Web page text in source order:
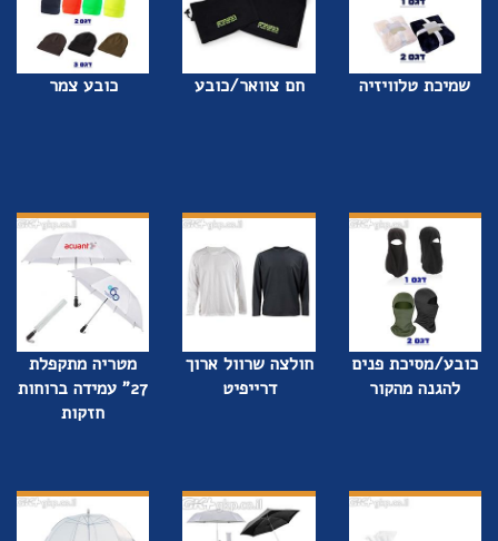
שמיכת טלוויזיה חם צוואר/כובע כובע צמר
כובע/מסיכת פנים
להגנה מהקור
חולצה שרוול ארוך
דרייפיט
מטריה מתקפלת
27" עמידה ברוחות
חזקות